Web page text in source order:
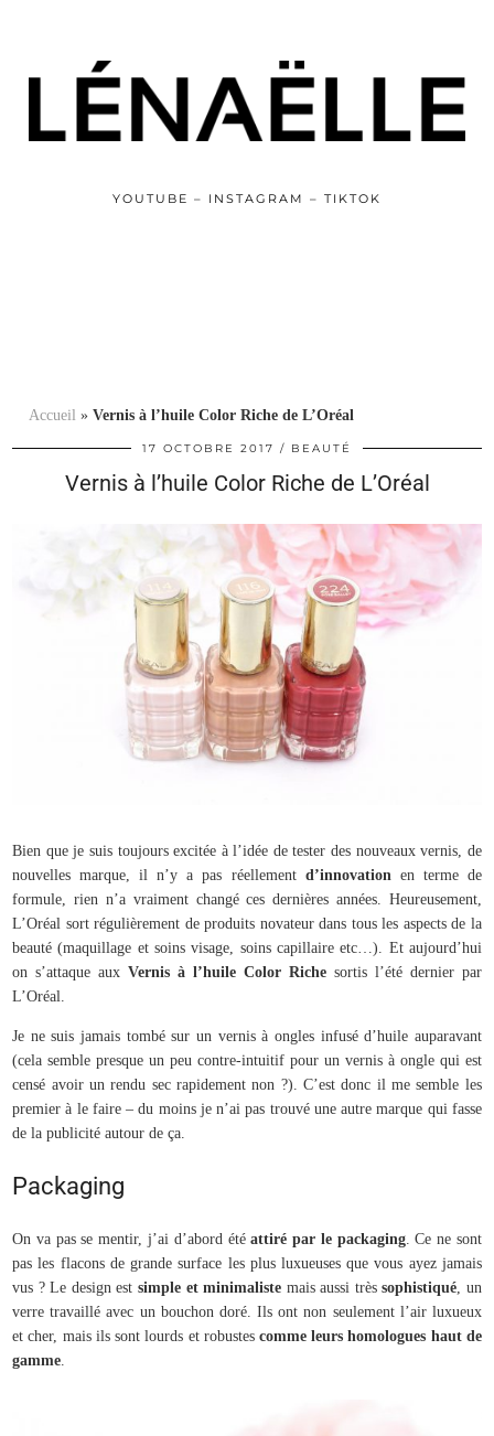
YOUTUBE – INSTAGRAM – TIKTOK
Accueil »Vernis à l’huile Color Riche de L’Oréal
17 OCTOBRE 2017 BEAUTÉ
Vernis à l’huile Color Riche de L’Oréal
Bien que je suis toujours excitée à l’idée de tester des nouveaux vernis, de
nouvelles marque, il n’y a pas réellement d’innovationen terme de
formule, rien n’a vraiment changé ces dernières années. Heureusement,
L’Oréal sort régulièrement de produits novateur dans tous les aspects de la
beauté (maquillage et soins visage, soins capillaire etc…). Et aujourd’hui
on s’attaque auxVernis à l’huile Color Richesortis l’été dernier par
L’Oréal.
Je ne suis jamais tombé sur un vernis à ongles infusé d’huile auparavant
(cela semble presque un peu contre-intuitif pour un vernis à ongle qui est
censé avoir un rendu sec rapidement non ?). C’est donc il me semble les
premier à le faire – du moins je n’ai pas trouvé une autre marque qui fasse
de la publicité autour de ça.
Packaging
On va pas se mentir, j’ai d’abord étéattiré par le packaging. Ce ne sont
pas les flacons de grande surface les plus luxueuses que vous ayez jamais
vus ? Le design est simple et minimaliste mais aussi trèssophistiqué, un
verre travaillé avec un bouchon doré. Ils ont non seulement l’air luxueux
et cher, mais ils sont lourds et robustes comme leurs homologues haut de
gamme.